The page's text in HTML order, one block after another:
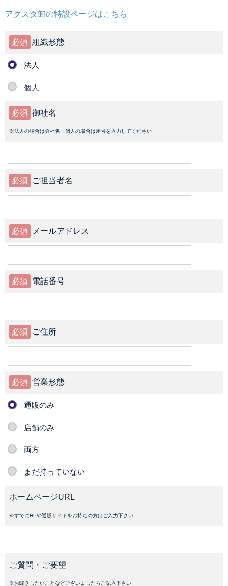
アクスタ卸の特設ページはこちら
必須 組織形態
法人
個人
必須 御社名
※法人の場合は会社名・個人の場合は屋号を入力してください
必須 ご担当者名
必須 メールアドレス
必須 電話番号
必須 ご住所
必須 営業形態
通販のみ
店舗のみ
両方
まだ持っていない
ホームページURL
※すでにHPや通販サイトをお持ちの方はご入力下さい
ご質問・ご要望
※お聞きしたいことなどございましたらご記入下さい